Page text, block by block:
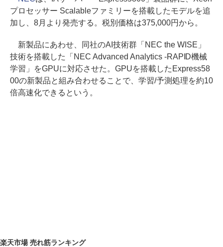
プロセッサー Scalableファミリーを搭載したモデルを追
加し、8月より発売する。税別価格は375,000円から。
新製品にあわせ、同社のAI技術群「NEC the WISE」
技術を搭載した「NEC Advanced Analytics -RAPID機械
学習」をGPUに対応させた。GPUを搭載したExpress58
00の新製品と組み合わせることで、学習/予測処理を約10
倍高速化できるという。
楽天市場 売れ筋ランキング